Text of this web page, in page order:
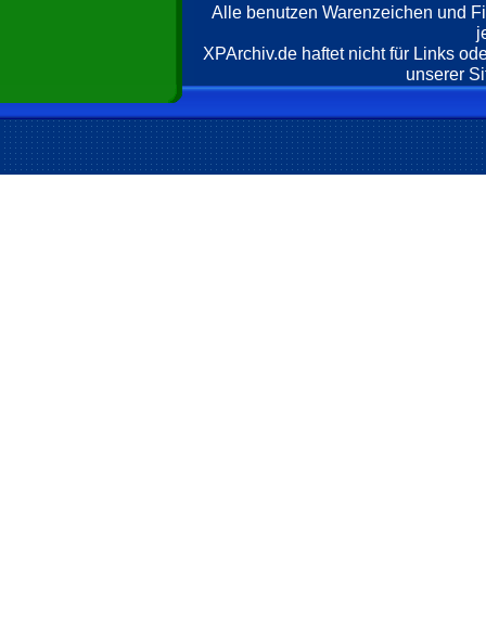
Alle benutzen Warenzeichen und
XPArchiv.de haftet nicht für Links
unserer